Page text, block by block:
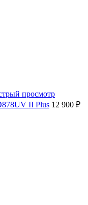
просмотр
II Plus 12 900 ₽